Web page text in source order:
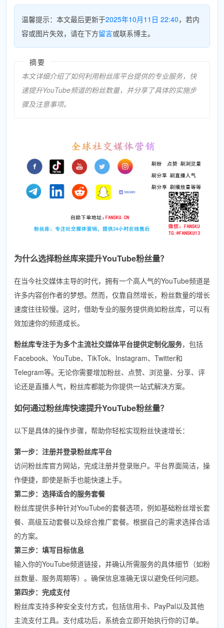
温馨提示：本文最后更新于2025年10月11日 22:40，若内
容或图片失效，请在下方留言或联系博主。
摘要
本文详细介绍了如何利用粉丝库平台提供的专业服务，快
速提升YouTube频道的粉丝数量，并分享了具体的实施步
骤及注意事项。
为什么选择粉丝库来提升YouTube粉丝量？
在当今社交媒体主导的时代，拥有一个高人气的YouTube频道是
许多内容创作者的梦想。然而，仅靠自然增长，粉丝数量的增长
速度往往较慢。这时，借助专业的服务提供商如粉丝库，可以有
效加速你的频道成长。
粉丝库专注于为多个主流社交媒体平台提供定制化服务，包括
Facebook、YouTube、TikTok、Instagram、Twitter和
Telegram等。无论你需要增加粉丝、点赞、浏览量、分享、评
论还是直播人气，粉丝库都能为你提供一站式解决方案。
如何通过粉丝库快速提升YouTube粉丝量？
以下是具体的操作步骤，帮助你轻松实现粉丝快速增长：
第一步：注册并登录粉丝库平台
访问粉丝库官方网站，完成注册并登录账户。平台界面简洁，操
作便捷，即使是新手也能快速上手。
第二步：选择适合的服务套餐
粉丝库提供多种针对YouTube的套餐选项，例如基础粉丝增长套
餐、高级互动套餐以及综合推广套餐。根据自己的需求选择合适
的方案。
第三步：填写目标信息
输入你的YouTube频道链接，并确认所需服务的具体细节（如粉
丝数量、服务周期等）。确保信息准确无误以避免任何问题。
第四步：完成支付
粉丝库支持多种安全支付方式，包括信用卡、PayPal以及其他
主流支付工具。支付成功后，系统会立即开始执行你的订单。